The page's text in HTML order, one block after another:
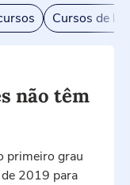
Cursos de
não têm
primeiro grau
2019 para